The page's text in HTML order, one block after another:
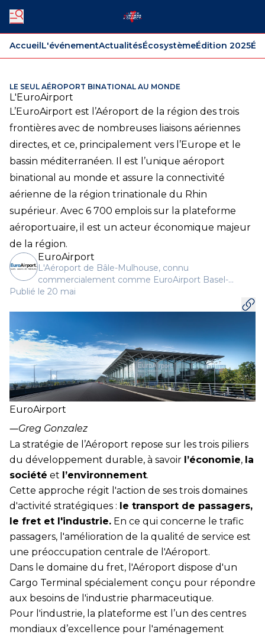
AccueilL'événementActualitésÉcosystèmeÉdition 2025
LE SEUL AÉROPORT BINATIONAL AU MONDE
L'EuroAirport
L’EuroAirport est l’Aéroport de la région des trois
frontières avec de nombreuses liaisons aériennes
directes, et ce, principalement vers l’Europe et le
bassin méditerranéen. Il est l’unique aéroport
binational au monde et assure la connectivité
aérienne de la région trinationale du Rhin
supérieur. Avec 6 700 emplois sur la plateforme
aéroportuaire, il est un acteur économique majeur
de la région.
EuroAirport
L'Aéroport de Bâle-Mulhouse, connu
commercialement comme EuroAirport Basel-
Mulhouse-Freiburg est l'aéroport international de la
destinations en vols direct.
Publié le 20 mai
EuroAirport
―Greg Gonzalez
La stratégie de l’Aéroport repose sur les trois piliers
du développement durable, à savoir l’économie, la
société et l’environnement.
Cette approche régit l'action de ses trois domaines
d'activité stratégiques : le transport de passagers,
le fret et l'industrie. En ce qui concerne le trafic
passagers, l'amélioration de la qualité de service est
une préoccupation centrale de l'Aéroport.
Dans le domaine du fret, l'Aéroport dispose d'un
Cargo Terminal spécialement conçu pour répondre
aux besoins de l'industrie pharmaceutique.
Pour l'industrie, la plateforme est l’un des centres
mondiaux d’excellence pour l'aménagement